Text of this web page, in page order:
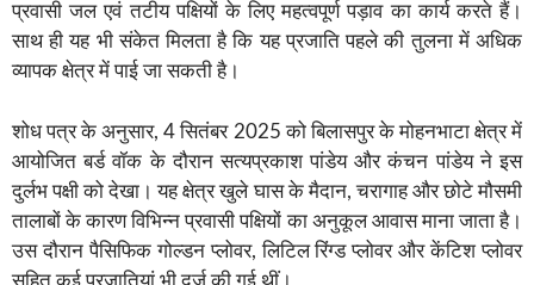
प्रवासी जल एवं तटीय पक्षियों के लिए महत्वपूर्ण पड़ाव का कार्य करते हैं।
साथ ही यह भी संकेत मिलता है कि यह प्रजाति पहले की तुलना में अधिक
व्यापक क्षेत्र में पाई जा सकती है।
शोध पत्र के अनुसार, 4 सितंबर 2025 को बिलासपुर के मोहनभाटा क्षेत्र में
आयोजित बर्ड वॉक के दौरान सत्यप्रकाश पांडेय और कंचन पांडेय ने इस
दुर्लभ पक्षी को देखा। यह क्षेत्र खुले घास के मैदान, चरागाह और छोटे मौसमी
तालाबों के कारण विभिन्न प्रवासी पक्षियों का अनुकूल आवास माना जाता है।
उस दौरान पैसिफिक गोल्डन प्लोवर, लिटिल रिंग्ड प्लोवर और केंटिश प्लोवर
सहित कई प्रजातियां भी दर्ज की गई थीं।